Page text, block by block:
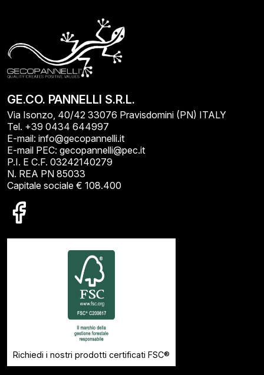
GE.CO. PANNELLI S.R.L.
Via Isonzo, 40/42 33076 Pravisdomini (PN) ITALY
Tel. +39 0434 644997
E-mail: info@gecopannelli.it
E-mail PEC: gecopannelli@pec.it
P.I. E C.F. 03242140279
N. REA PN 85033
Capitale sociale € 108.400
Richiedi i nostri prodotti certificati FSC®